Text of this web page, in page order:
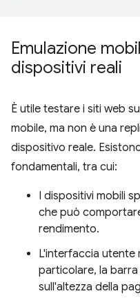
Emulazione
dispositivi reali
È utile testare i siti web
mobile, ma non è una
dispositivo reale.
fondamentali, tra cui:
I dispositivi mobili
che può
rendimento.
L'interfaccia utente
particolare, la
sull'altezza della